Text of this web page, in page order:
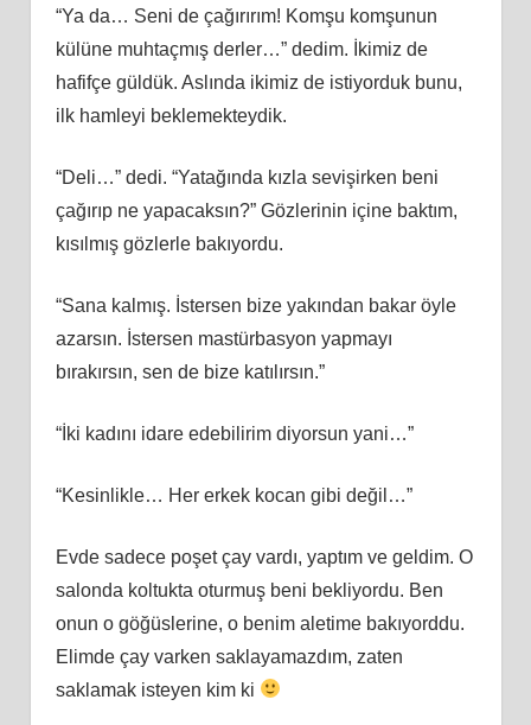
“Ya da… Seni de çağırırım! Komşu komşunun
külüne muhtaçmış derler…” dedim. İkimiz de
hafifçe güldük. Aslında ikimiz de istiyorduk bunu,
ilk hamleyi beklemekteydik.
“Deli…” dedi. “Yatağında kızla sevişirken beni
çağırıp ne yapacaksın?” Gözlerinin içine baktım,
kısılmış gözlerle bakıyordu.
“Sana kalmış. İstersen bize yakından bakar öyle
azarsın. İstersen mastürbasyon yapmayı
bırakırsın, sen de bize katılırsın.”
“İki kadını idare edebilirim diyorsun yani…”
“Kesinlikle… Her erkek kocan gibi değil…”
Evde sadece poşet çay vardı, yaptım ve geldim. O
salonda koltukta oturmuş beni bekliyordu. Ben
onun o göğüslerine, o benim aletime bakıyorddu.
Elimde çay varken saklayamazdım, zaten
saklamak isteyen kim ki